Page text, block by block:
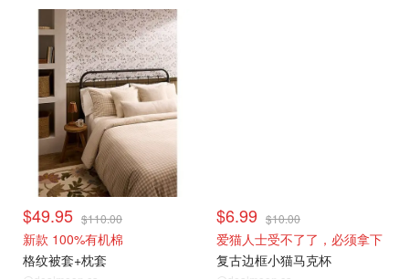
$49.95 $110.00
新款 100%有机棉
格纹被套+枕套
$6.99 $10.00
爱猫人士受不了了，必须拿下
复古边框小猫马克杯